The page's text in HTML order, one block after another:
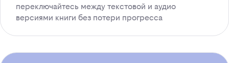
переключайтесь между текстовой и аудио
версиями книги без потери прогресса